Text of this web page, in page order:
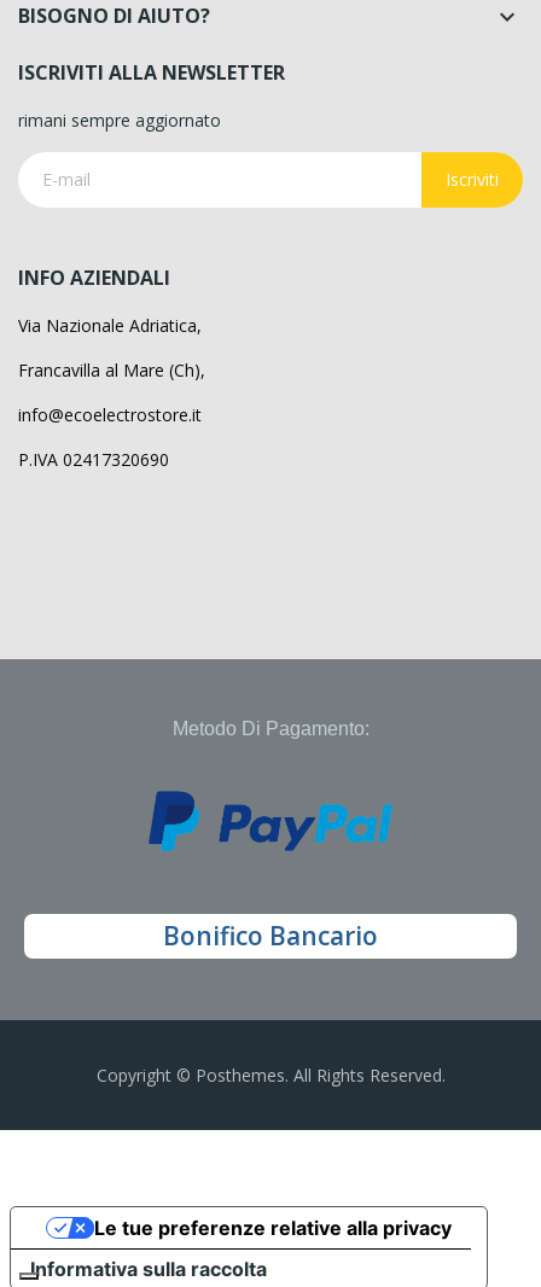
BISOGNO DI AIUTO? 
ISCRIVITI ALLA NEWSLETTER
rimani sempre aggiornato
Iscriviti
INFO AZIENDALI
Via Nazionale Adriatica,
Francavilla al Mare (Ch),
info@ecoelectrostore.it
P.IVA 02417320690
Metodo Di Pagamento:
Bonifico Bancario
Copyright © Posthemes. All Rights Reserved.
Informativa sulla raccolta
Le tue preferenze relative alla privacy